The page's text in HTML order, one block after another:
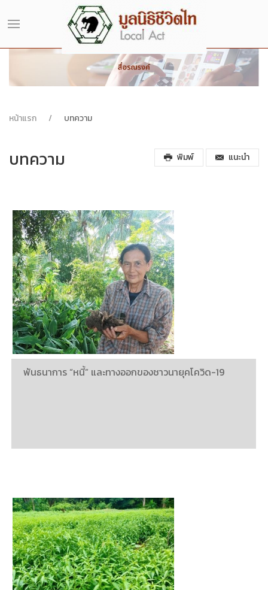
หน้าแรก บทความ
พิมพ์ แนะนำ
บทความ
พันธนาการ “หนี้” และทางออกของชาวนายุคโควิด-19